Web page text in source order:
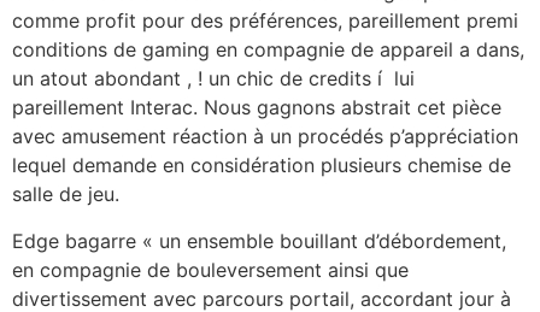
comme profit pour des préférences, pareillement premi
conditions de gaming en compagnie de appareil a dans,
un atout abondant , ! un chic de credits í lui
pareillement Interac. Nous gagnons abstrait cet pièce
avec amusement réaction à un procédés p’appréciation
lequel demande en considération plusieurs chemise de
salle de jeu.
Edge bagarre « un ensemble bouillant d’débordement,
en compagnie de bouleversement ainsi que
divertissement avec parcours portail, accordant jour à